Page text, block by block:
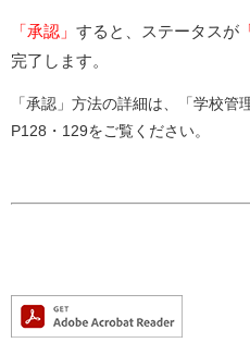
「承認」 すると、ステータスが
完了します。
「承認」方法の詳細は、「学校管
P128・129をご覧ください。